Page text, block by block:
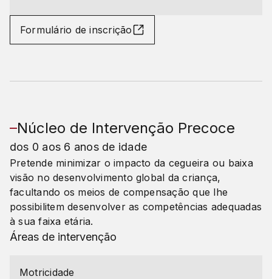
Formulário de inscrição
Núcleo de Intervenção Precoce
dos 0 aos 6 anos de idade
Pretende minimizar o impacto da cegueira ou baixa
visão no desenvolvimento global da criança,
facultando os meios de compensação que lhe
possibilitem desenvolver as competências adequadas
à sua faixa etária.
Áreas de intervenção
Motricidade